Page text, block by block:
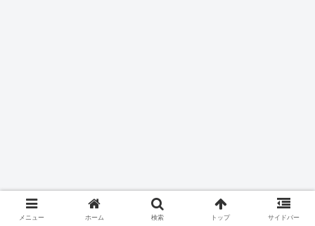
メニュー ホーム 検索 トップ サイドバー